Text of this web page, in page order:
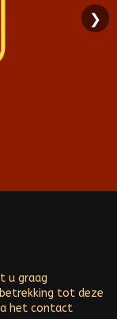
❯
u graag
tot deze
het contact